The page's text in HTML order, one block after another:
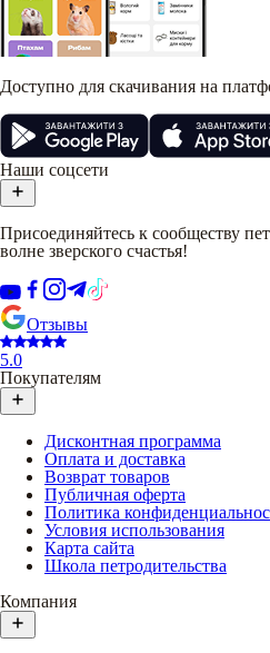
Доступно для скачивания на
Наши соцсети
Присоединяйтесь к сообществу
волне зверского счастья!
Отзывы
5.0
Покупателям
Дисконтная программа
Оплата и доставка
Возврат товаров
Публичная оферта
Политика
Условия использования
Карта сайта
Школа петродительства
Компания